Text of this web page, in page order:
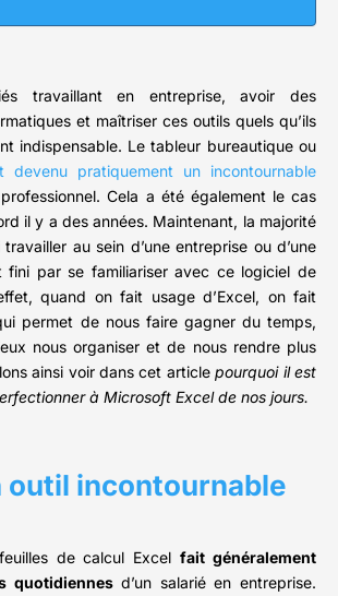
travaillant en entreprise, avoir des
et maîtriser ces outils quels qu’ils
indispensable. Le tableur bureautique ou
devenu pratiquement un incontournable
Cela a été également le cas
il y a des années. Maintenant, la majorité
au sein d’une entreprise ou d’une
fini par se familiariser avec ce logiciel de
quand on fait usage d’Excel, on fait
permet de nous faire gagner du temps,
nous organiser et de nous rendre plus
ainsi voir dans cet articlepourquoi il est
à Microsoft Excel de nos jours.
outil incontournable
de calcul Excelfait généralement
quotidiennesd’un salarié en entreprise.